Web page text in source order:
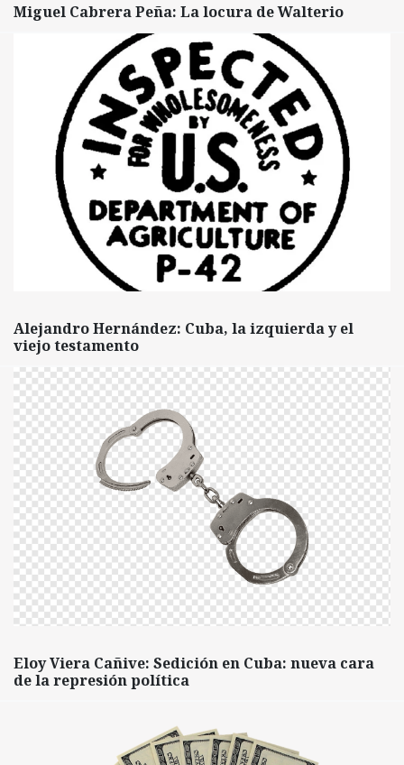
Miguel Cabrera Peña: La locura de Walterio
Alejandro Hernández: Cuba, la izquierda y el
viejo testamento
Eloy Viera Cañive: Sedición en Cuba: nueva cara
de la represión política